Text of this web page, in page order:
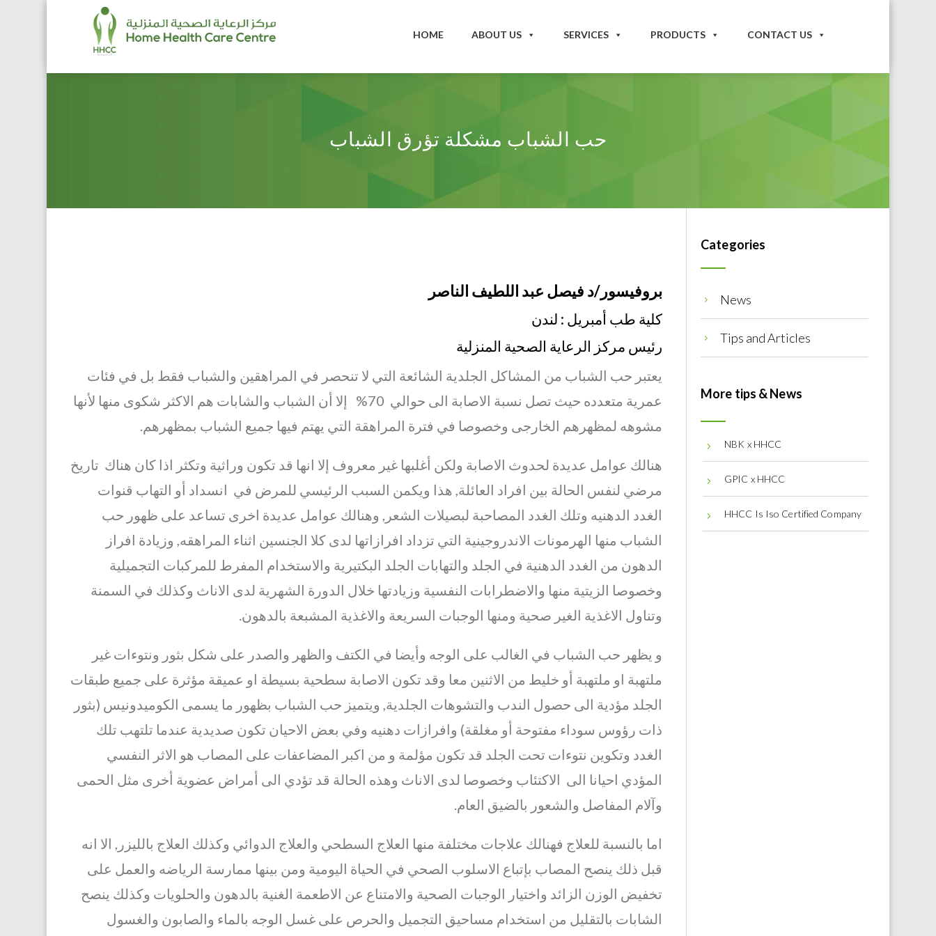
HOME ABOUT US SERVICES PRODUCTS CONTACT US
حب الشباب مشكلة تؤرق الشباب
بروفيسور/د فيصل عبد اللطيف الناصر
كلية طب أمبريل : لندن
رئيس مركز الرعاية الصحية المنزلية‏
يعتبر حب الشباب من المشاكل الجلدية الشائعة التي لا تنحصر في المراهقين والشباب فقط بل في فئات
عمرية متعدده حيث تصل نسبة الاصابة الى حوالي 70% إلا أن الشباب والشابات هم الاكثر شكوى منها لأنها
مشوهه لمظهرهم الخارجى وخصوصا في فترة المراهقة التي يهتم فيها جميع الشباب بمظهرهم.
هنالك عوامل عديدة لحدوث الاصابة ولكن أغلبها غير معروف إلا انها قد تكون وراثية وتكثر اذا كان هناك تاريخ
مرضي لنفس الحالة بين افراد العائلة, هذا ويكمن السبب الرئيسي للمرض في انسداد أو التهاب قنوات
الغدد الدهنيه وتلك الغدد المصاحبة لبصيلات الشعر, وهنالك عوامل عديدة اخرى تساعد على ظهور حب
الشباب منها الهرمونات الاندروجينية التي تزداد افرازاتها لدى كلا الجنسين اثناء المراهقه, وزيادة افراز
الدهون من الغدد الدهنية في الجلد والتهابات الجلد البكتيرية والاستخدام المفرط للمركبات التجميلية
وخصوصا الزيتية منها والاضطرابات النفسية وزيادتها خلال الدورة الشهرية لدى الاناث وكذلك في السمنة
وتناول الاغذية الغير صحية ومنها الوجبات السريعة والاغذية المشبعة بالدهون.
و يظهر حب الشباب في الغالب على الوجه وأيضا في الكتف والظهر والصدر على شكل بثور ونتوءات غير
ملتهبة او ملتهبة أو خليط من الاثنين معا وقد تكون الاصابة سطحية بسيطة او عميقة مؤثرة على جميع طبقات
الجلد مؤدية الى حصول الندب والتشوهات الجلدية, ويتميز حب الشباب بظهور ما يسمى الكوميدونيس (بثور
ذات رؤوس سوداء مفتوحة أو مغلقة) وافرازات دهنيه وفي بعض الاحيان تكون صديدية عندما تلتهب تلك
الغدد وتكوين نتوءات تحت الجلد قد تكون مؤلمة و من اكبر المضاعفات على المصاب هو الاثر النفسي
المؤدي احيانا الى الاكتئاب وخصوصا لدى الاناث وهذه الحالة قد تؤدي الى أمراض عضوية أخرى مثل الحمى
وآلام المفاصل والشعور بالضيق العام.
اما بالنسبة للعلاج فهنالك علاجات مختلفة منها العلاج السطحي والعلاج الدوائي وكذلك العلاج بالليزر, الا انه
قبل ذلك ينصح المصاب بإتباع الاسلوب الصحي في الحياة اليومية ومن بينها ممارسة الرياضه والعمل على
تخفيض الوزن الزائد واختيار الوجبات الصحية والامتناع عن الاطعمة الغنية بالدهون والحلويات وكذلك ينصح
الشابات بالتقليل من استخدام مساحيق التجميل والحرص على غسل الوجه بالماء والصابون والغسول
Categories
5 News
5 Tips and Articles
More tips & News
5 NBK x HHCC
5 GPIC x HHCC
5 HHCC Is Iso Certified Company